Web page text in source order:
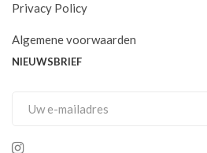
Privacy Policy
Algemene voorwaarden
NIEUWSBRIEF